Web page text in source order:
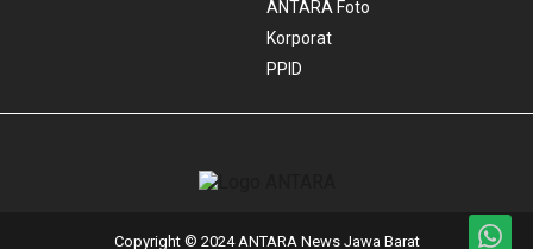
ANTARA Foto
Korporat
PPID
Copyright © 2024 ANTARA News Jawa Barat